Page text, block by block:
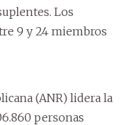
Los
9 y 24 miembros
(ANR) lidera la
personas